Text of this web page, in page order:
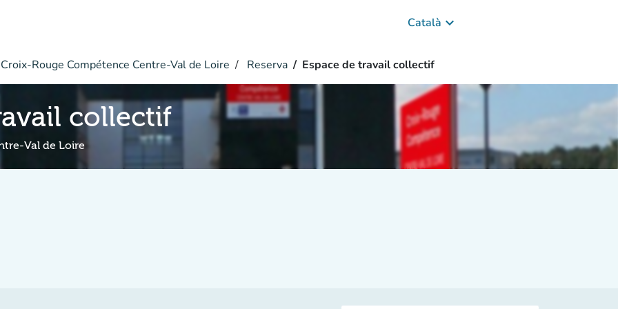
Català keyboard_arrow_down
Croix-Rouge Compétence Centre-Val de Loire Reserva Espace de travail collectif
collectif
Val de Loire